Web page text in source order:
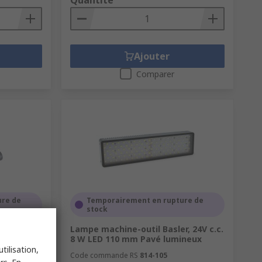
Ajouter
Comparer
de
Temporairement en rupture de
stock
Lampe machine-outil Basler, 24V c.c.
8 W LED 110 mm Pavé lumineux
Code commande RS 814-105